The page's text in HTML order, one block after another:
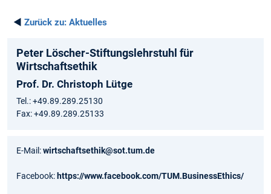
◄ Zurück zu: Aktuelles
Peter Löscher-Stiftungslehrstuhl für
Wirtschaftsethik
Prof. Dr. Christoph Lütge
Tel.: +49.89.289.25130
Fax: +49.89.289.25133
E-Mail:wirtschaftsethik@sot.tum.de
Facebook: https://www.facebook.com/TUM.BusinessEthics/